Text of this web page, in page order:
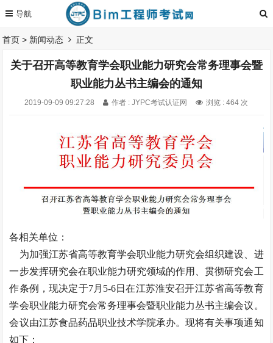
首页 > 新闻动态 正文
关于召开高等教育学会职业能力研究会常务理事会暨
职业能力丛书主编会的通知
2019-09-09 09:27:28 作者 : JYPC考试认证网 浏览 : 464 次
各相关单位：
为加强江苏省高等教育学会职业能力研究会组织建设、进
一步发挥研究会在职业能力研究领域的作用、贯彻研究会工
作条例，现决定于7月5-6日在江苏淮安召开江苏省高等教育
学会职业能力研究会常务理事会暨职业能力丛书主编会议。
会议由江苏食品药品职业技术学院承办。现将有关事项通知
如下：